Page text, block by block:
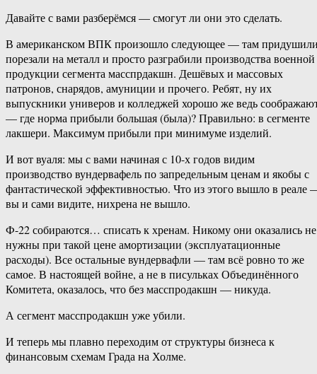
Давайте с вами разберёмся — смогут ли они это сделать.
В американском ВПК произошло следующее — там
порезали на металл и просто разграбили производства военной
продукции сегмента масспрдакшн. Дешёвых и массовых
патронов, снарядов, амуниции и прочего. Ребят, ну их
выпускники универов и колледжей хорошо же ведь
— где норма прибыли большая (была)? Правильно: в сегменте
лакшери. Максимум прибыли при минимуме изделий.
И вот вуаля: мы с вами начиная с 10-х годов видим
производство вундервафель по запредельным ценам и якобы с
фантастической эффективностью. Что из этого вышло в реале
вы и сами видите, нихрена не вышло.
Ф-22 собираются… списать к хренам. Никому они оказались не
нужны при такой цене амортизации (эксплуатационные
расходы). Все остальные вундервафли — там всё ровно то же
самое. В настоящей войне, а не в писульках Объединённого
Комитета, оказалось, что без масспродакшн — никуда.
А сегмент масспродакшн уже убили.
И теперь мы плавно переходим от структуры бизнеса к
финансовым схемам Града на Холме.